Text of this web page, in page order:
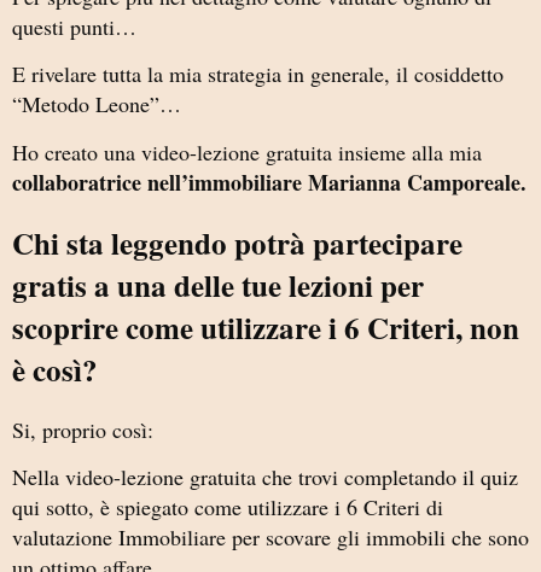
questi punti…
E rivelare tutta la mia strategia in generale, il cosiddetto
“Metodo Leone”…
Ho creato una video-lezione gratuita insieme alla mia
collaboratrice nell’immobiliare Marianna Camporeale.
Chi sta leggendo potrà partecipare
gratis a una delle tue lezioni per
scoprire come utilizzare i 6 Criteri, non
è così?
Si, proprio così:
Nella video-lezione gratuita che trovi completando il quiz
qui sotto, è spiegato come utilizzare i 6 Criteri di
valutazione Immobiliare per scovare gli immobili che sono